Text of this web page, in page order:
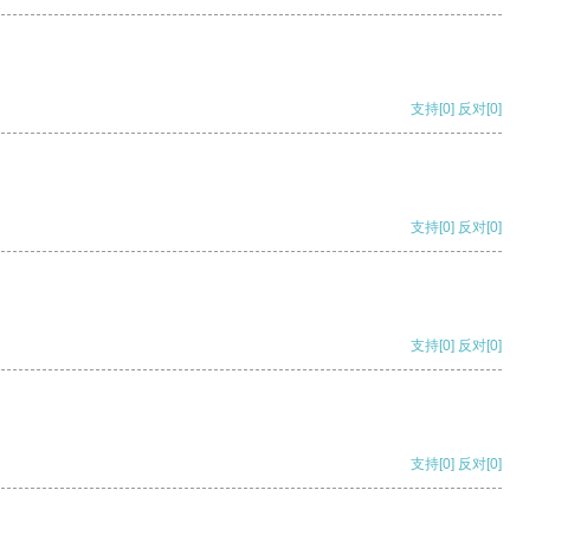
支持[0] 反对[0]
支持[0] 反对[0]
支持[0] 反对[0]
支持[0] 反对[0]